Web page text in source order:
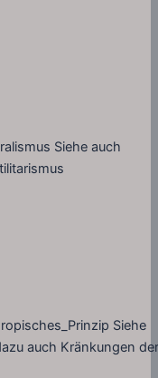
Siehe auch
Siehe
auch Kränkungen